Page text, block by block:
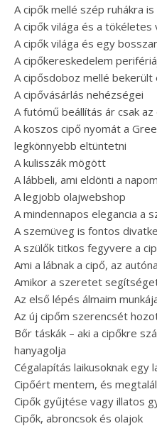
A cipők mellé szép ruhákra
A cipők világa és a
A cipők világa és egy
A cipőkereskedelem
A cipősdoboz mellé
A cipővásárlás nehézségei
A futómű beállítás ár csak
A koszos cipő nyomát a
legkönnyebb eltüntetni
A kulisszák mögött
A lábbeli, ami eldönti a
A legjobb olajwebshop
A mindennapos elegancia a
A szemüveg is fontos
A szülők titkos fegyvere a
Ami a lábnak a cipő, az
Amikor a szeretet
Az első lépés álmaim
Az új cipőm szerencsét
Bőr táskák – aki a cipőkre
hanyagolja
Cégalapítás laikusoknak egy
Cipőért mentem, és
Cipők gyűjtése vagy illatos
Cipők, abroncsok és olajok